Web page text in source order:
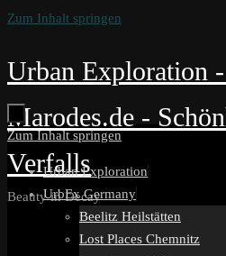
Zum Inhalt springen
Urban Exploration
Marodes.de -
Verfalls
Beauty in Decay
Zum Inhalt springen
Urban Exploration
UrbEx Germany
Beelitz Heilstätten
Lost Places Chemnitz